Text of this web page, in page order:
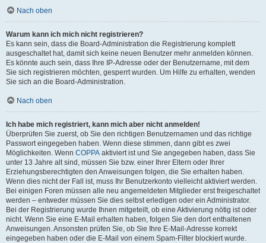
Nach oben
Warum kann ich mich nicht registrieren?
Es kann sein, dass die Board-Administration die Registrierung komplett
ausgeschaltet hat, damit sich keine neuen Benutzer mehr anmelden können.
Es könnte auch sein, dass Ihre IP-Adresse oder der Benutzername, mit dem
Sie sich registrieren möchten, gesperrt wurden. Um Hilfe zu erhalten, wenden
Sie sich an die Board-Administration.
Nach oben
Ich habe mich registriert, kann mich aber nicht anmelden!
Überprüfen Sie zuerst, ob Sie den richtigen Benutzernamen und das richtige
Passwort eingegeben haben. Wenn diese stimmen, dann gibt es zwei
Möglichkeiten. Wenn COPPA aktiviert ist und Sie angegeben haben, dass Sie
unter 13 Jahre alt sind, müssen Sie bzw. einer Ihrer Eltern oder Ihrer
Erziehungsberechtigten den Anweisungen folgen, die Sie erhalten haben.
Wenn dies nicht der Fall ist, muss Ihr Benutzerkonto vielleicht aktiviert werden.
Bei einigen Foren müssen alle neu angemeldeten Mitglieder erst freigeschaltet
werden – entweder müssen Sie dies selbst erledigen oder ein Administrator.
Bei der Registrierung wurde Ihnen mitgeteilt, ob eine Aktivierung nötig ist oder
nicht. Wenn Sie eine E-Mail erhalten haben, folgen Sie den dort enthaltenen
Anweisungen. Ansonsten prüfen Sie, ob Sie Ihre E-Mail-Adresse korrekt
eingegeben haben oder die E-Mail von einem Spam-Filter blockiert wurde.